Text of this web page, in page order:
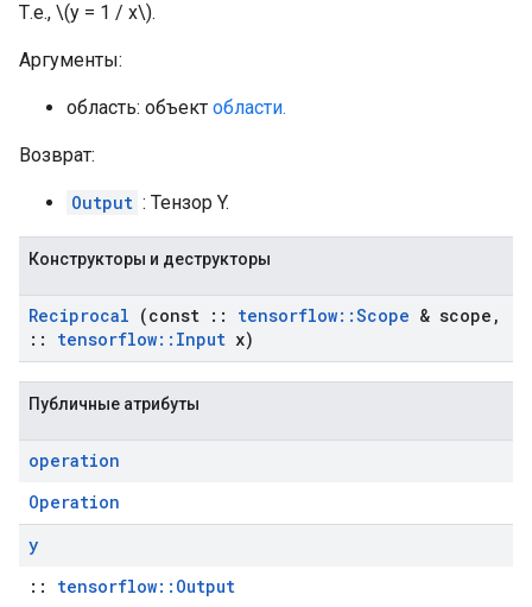
Т.е., \(y = 1 / x\).
Аргументы:
область: объект области.
Возврат:
Output : Тензор Y.
Конструкторы и деструкторы
Reciprocal (const :: tensorflow::Scope & scope ,
::
tensorflow:: Input x)
Публичные атрибуты
operation
Operation
y
:: tensorflow::Output